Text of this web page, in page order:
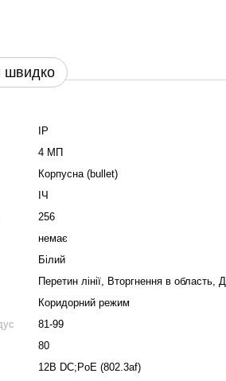
швидко
IP
4 МП
Корпусна (bullet)
ІЧ
256
немає
Білий
Перетин лінії, Вторгнення в область,
Коридорний режим
81-99
80
12В DС;PoE (802.3af)